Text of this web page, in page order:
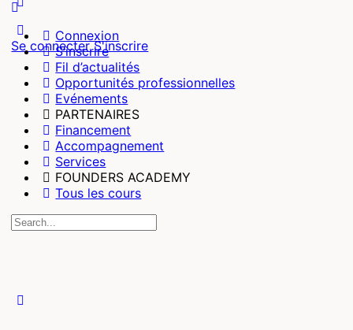
Se connecterS'inscrire
Connexion
S’inscrire
Fil d’actualités
Opportunités professionnelles
Evénements
PARTENAIRES
Financement
Accompagnement
Services
FOUNDERS ACADEMY
Tous les cours